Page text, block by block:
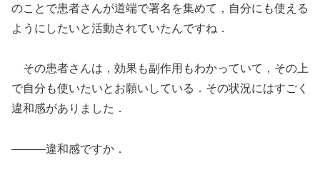
のことで患者さんが道端で署名を集めて，自分にも使える
ようにしたいと活動されていたんですね．
その患者さんは，効果も副作用もわかっていて，その上
で自分も使いたいとお願いしている．その状況にはすごく
違和感がありました．
―――違和感ですか．